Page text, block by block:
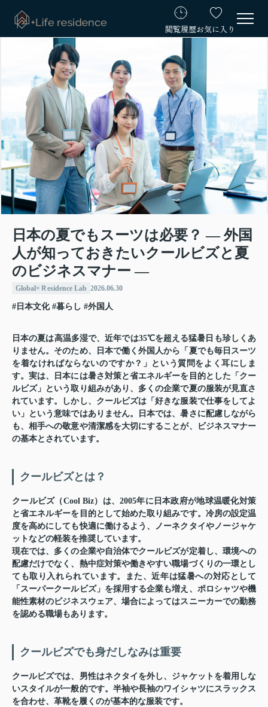
閲覧履歴お気に入り
日本の夏でもスーツは必要？ ― 外国
人が知っておきたいクールビズと夏
のビジネスマナー ―
Global×Ｒesidence Lab 2026.06.30
#日本文化 #暮らし #外国人
日本の夏は高温多湿で、近年では35℃を超える猛暑日も珍しくあ
りません。そのため、日本で働く外国人から「夏でも毎日スーツ
を着なければならないのですか？」という質問をよく耳にしま
す。実は、日本には暑さ対策と省エネルギーを目的とした「クー
ルビズ」という取り組みがあり、多くの企業で夏の服装が見直さ
れています。しかし、クールビズは「好きな服装で仕事をしてよ
い」という意味ではありません。日本では、暑さに配慮しながら
も、相手への敬意や清潔感を大切にすることが、ビジネスマナー
の基本とされています。
クールビズとは？
クールビズ（Cool Biz）は、2005年に日本政府が地球温暖化対策
と省エネルギーを目的として始めた取り組みです。冷房の設定温
度を高めにしても快適に働けるよう、ノーネクタイやノージャケ
ットなどの軽装を推奨しています。
現在では、多くの企業や自治体でクールビズが定着し、環境への
配慮だけでなく、熱中症対策や働きやすい職場づくりの一環とし
ても取り入れられています。また、近年は猛暑への対応として
「スーパークールビズ」を採用する企業も増え、ポロシャツや機
能性素材のビジネスウェア、場合によってはスニーカーでの勤務
を認める職場もあります。
クールビズでも身だしなみは重要
クールビズでは、男性はネクタイを外し、ジャケットを着用しな
いスタイルが一般的です。半袖や長袖のワイシャツにスラックス
を合わせ、革靴を履くのが基本的な服装です。